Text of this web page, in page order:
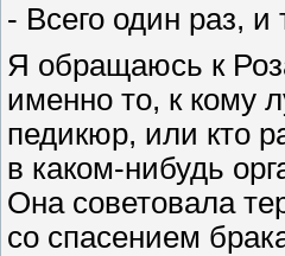
- Всего один раз, и
Я обращаюсь к
именно то, к кому
педикюр, или кто
в каком-нибудь
Она советовала
со спасением